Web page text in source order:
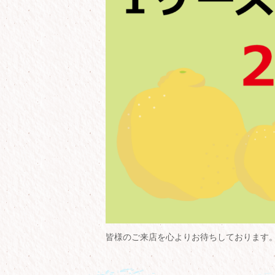
皆様のご来店を心よりお待ちしております